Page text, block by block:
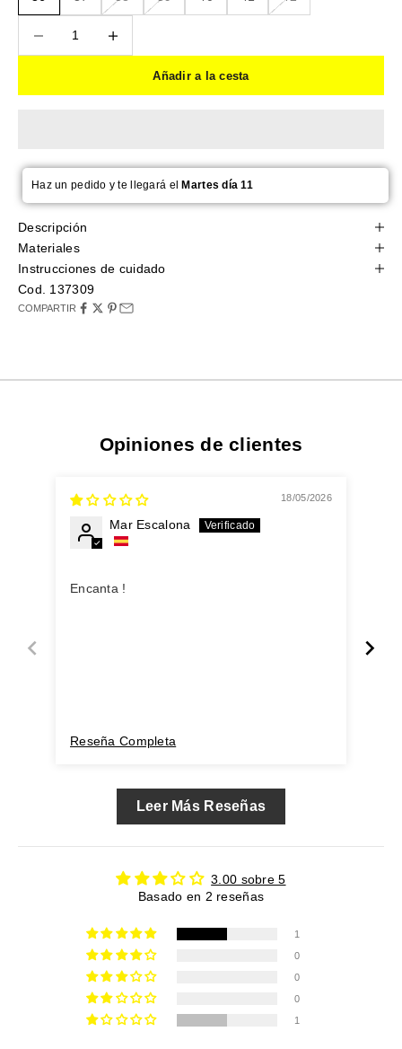
Añadir a la cesta
Haz un pedido y te llegará el Martes día 11
Descripción
Materiales
Instrucciones de cuidado
Cod. 137309
COMPARTIR
Opiniones de clientes
18/05/2026
Mar Escalona
Encanta !
Reseña Completa
Leer Más Reseñas
3.00 sobre 5
Basado en 2 reseñas
1
0
0
0
1